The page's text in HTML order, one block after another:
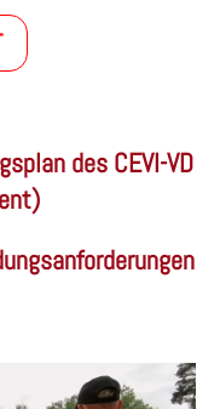
des CEVI-VD